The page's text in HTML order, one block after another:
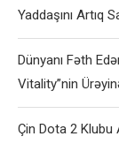
Yaddaşını Artıq
Dünyanı Fəth
Vitality”nin
Çin Dota 2 Klubu